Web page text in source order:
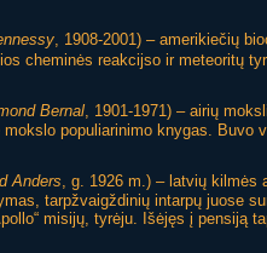
, 1908-2001) – amerikiečių
cheminės reakcijso ir meteoritų
Bernal, 1901-1971) – airių
populiarinimo knygas.
Anders, g. 1926 m.) – latvių kilmės
tarpžvaigždinių intarpų juose
misijų, tyrėju. Išėjęs į pensiją